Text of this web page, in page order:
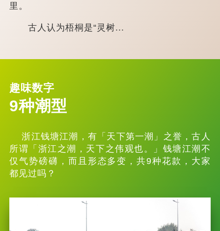
里。
古人认为梧桐是“灵树...
趣味数字
9种潮型
浙江钱塘江潮，有「天下第一潮」之誉，古人
所谓「浙江之潮，天下之伟观也。」钱塘江潮不
仅气势磅礴，而且形态多变，共9种花款，大家
都见过吗？